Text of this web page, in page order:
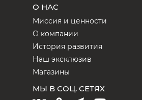
О НАС
Миссия и ценности
О компании
История развития
Наш эксклюзив
Магазины
МЫ В СОЦ. СЕТЯХ